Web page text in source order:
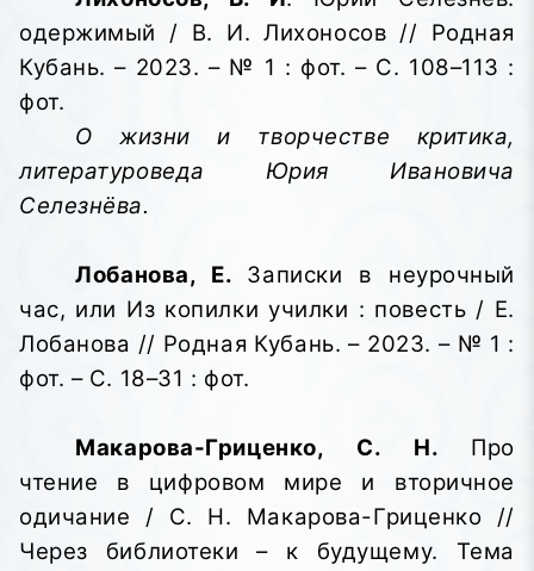
одержимый / В. И. Лихоносов // Родная
Кубань. – 2023. – № 1 : фот. – С. 108–113 :
фот.
О жизни и творчестве критика,
литературоведа Юрия Ивановича
Селезнёва.
Лобанова, Е. Записки в неурочный
час, или Из копилки училки : повесть / Е.
Лобанова // Родная Кубань. – 2023. – № 1 :
фот. – С. 18–31 : фот.
Макарова-Гриценко, С. Н. Про
чтение в цифровом мире и вторичное
одичание / С. Н. Макарова-Гриценко //
Через библиотеки – к будущему. Тема